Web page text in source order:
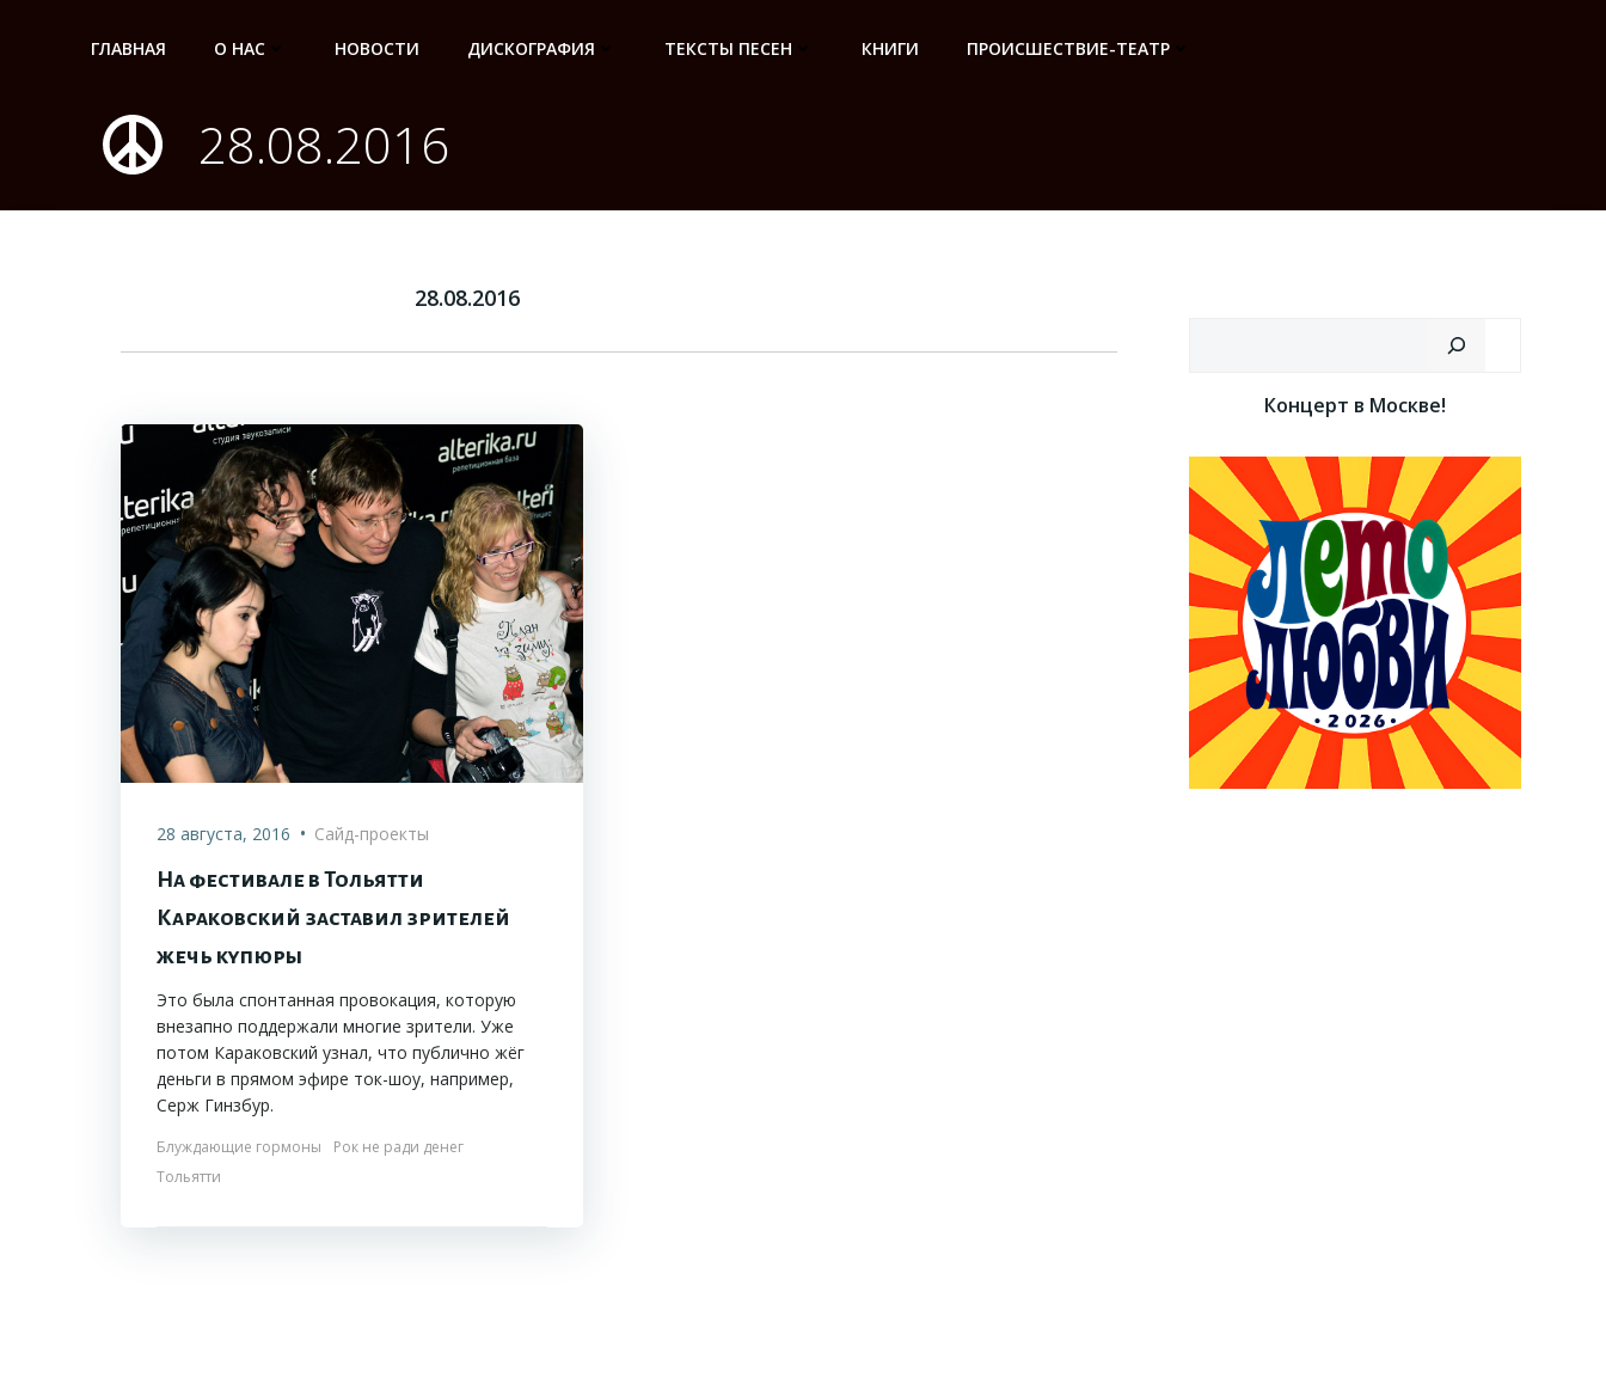
ГЛАВНАЯ О НАС НОВОСТИ ДИСКОГРАФИЯ ТЕКСТЫ ПЕСЕН КНИГИ ПРОИСШЕСТВИЕ-ТЕАТР
28.08.2016
28.08.2016
28 августа, 2016 • Сайд-проекты
На фестивале в Тольятти
Караковский заставил зрителей
жечь купюры
Это была спонтанная провокация, которую
внезапно поддержали многие зрители. Уже
потом Караковский узнал, что публично жёг
деньги в прямом эфире ток-шоу, например,
Серж Гинзбур.
Блуждающие гормоны
Рок не ради денег
Тольятти
Концерт в Москве!